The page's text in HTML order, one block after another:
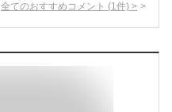
全てのおすすめコメント (1 件) >